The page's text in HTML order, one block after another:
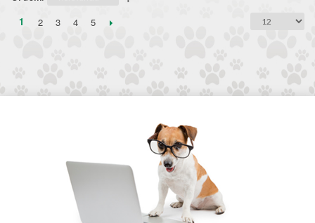
1 2 3 4 5